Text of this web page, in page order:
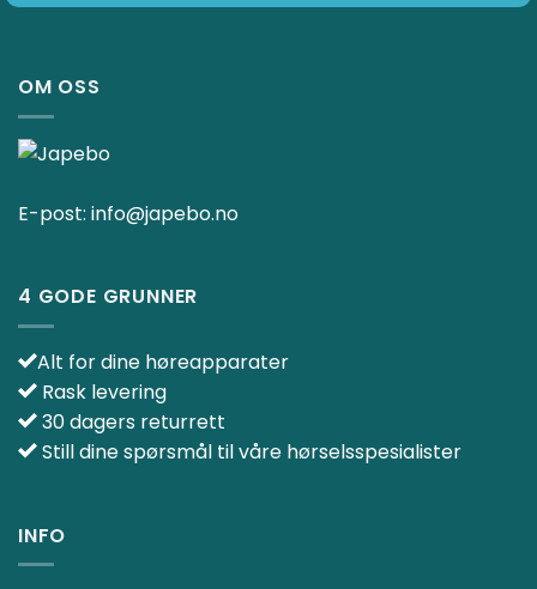
OM OSS
E-post: info@japebo.no
4 GODE GRUNNER
Alt for dine høreapparater
Rask levering
30 dagers returrett
Still dine spørsmål til våre hørselsspesialister
INFO